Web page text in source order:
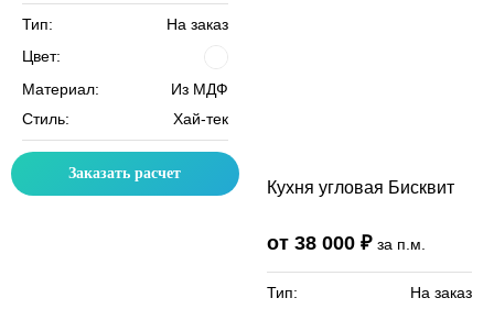
Тип:
На заказ
Цвет:
Материал:
Из МДФ
Стиль:
Хай-тек
Заказать расчет
Кухня угловая Бисквит
от 38 000 ₽ за п.м.
Тип:
На заказ